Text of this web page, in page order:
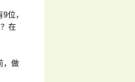
位，
在
，做